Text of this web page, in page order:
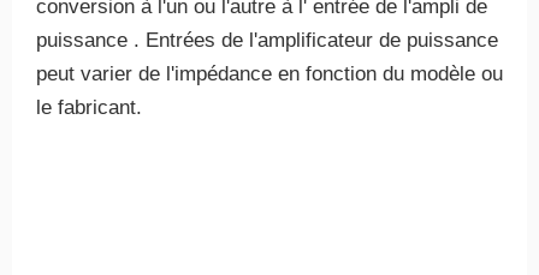
conversion à l'un ou l'autre à l' entrée de l'ampli de
puissance . Entrées de l'amplificateur de puissance
peut varier de l'impédance en fonction du modèle ou
le fabricant.